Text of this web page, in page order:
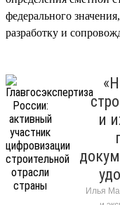
федерального
разработку и
и
Илья